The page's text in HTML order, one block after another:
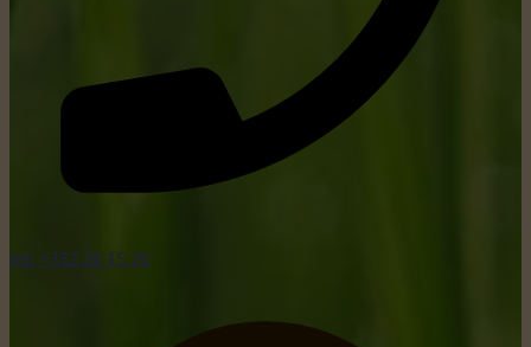
tel: +352 26 15 26